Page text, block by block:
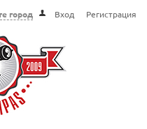
город Вход Регистрация